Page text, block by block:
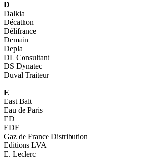
D
Dalkia
Décathon
Délifrance
Demain
Depla
DL Consultant
DS Dynatec
Duval Traiteur
E
East Balt
Eau de Paris
ED
EDF
Gaz de France Distribution
Editions LVA
E. Leclerc